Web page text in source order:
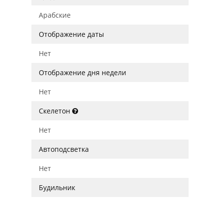
Арабские
Отображение даты
Нет
Отображение дня недели
Нет
Скелетон
Нет
Автоподсветка
Нет
Будильник